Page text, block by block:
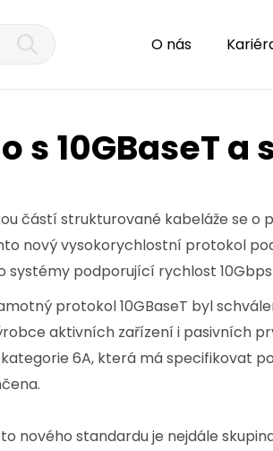
O nás
s 10GBaseT
částí strukturované kabeláže se o
nový vysokorychlostní protokol
systémy podporující rychlost
protokol 10GBaseT byl
aktivních zařízení i pasivních
6A, která má specifikovat
nového standardu je nejdále